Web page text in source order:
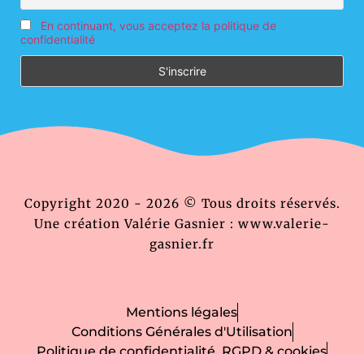
En continuant, vous acceptez la politique de
confidentialité
Copyright 2020 - 2026 © Tous droits réservés.
Une création Valérie Gasnier : www.valerie-
gasnier.fr
Mentions légales
Conditions Générales d'Utilisation